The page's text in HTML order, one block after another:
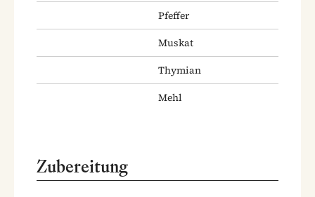
Pfeffer
Muskat
Thymian
Mehl
Zubereitung